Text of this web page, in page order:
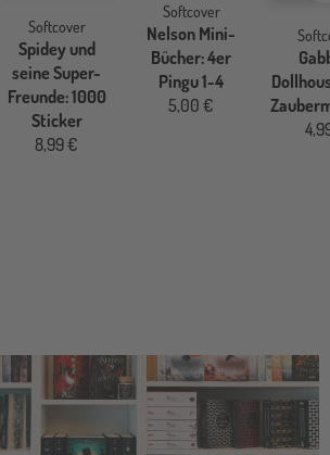
Softcover
Spidey und
seine Super-
Freunde: 1000
Sticker
8,99 €
Softcover
Nelson Mini-
Bücher: 4er
Pingu 1-4
5,00 €